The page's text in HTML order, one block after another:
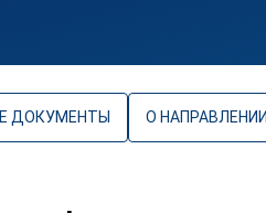
ДОКУМЕНТЫ О НАПРАВЛЕНИИ